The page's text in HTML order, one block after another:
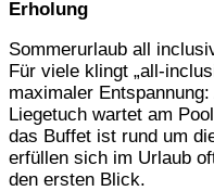
Erholung
Sommerurlaub all
Für viele klingt „all-
maximaler
Liegetuch wartet am
das Buffet ist rund um
erfüllen sich im Urlaub
den ersten Blick.